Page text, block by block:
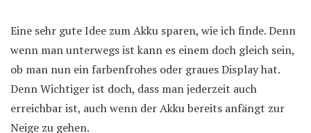
Eine sehr gute Idee zum Akku sparen, wie ich finde. Denn
wenn man unterwegs ist kann es einem doch gleich sein,
ob man nun ein farbenfrohes oder graues Display hat.
Denn Wichtiger ist doch, dass man jederzeit auch
erreichbar ist, auch wenn der Akku bereits anfängt zur
Neige zu gehen.